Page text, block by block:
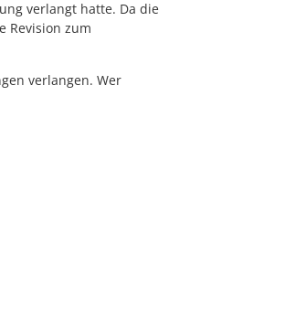
verlangt hatte. Da die
Revision zum
verlangen. Wer